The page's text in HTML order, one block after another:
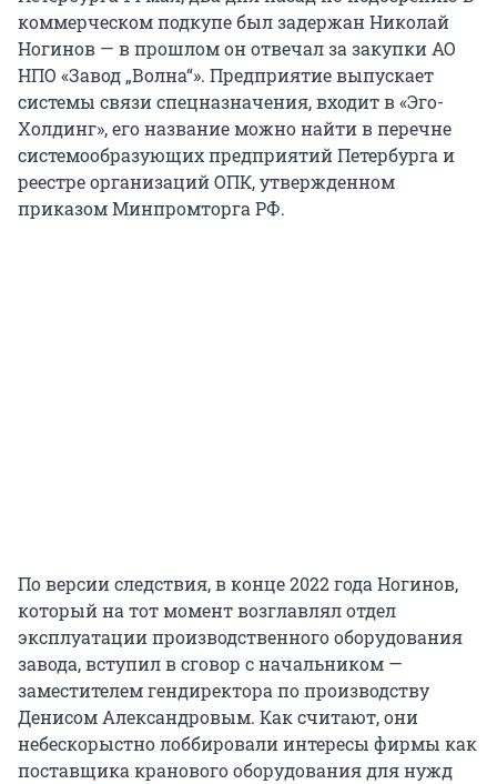
коммерческом подкупе был задержан Николай
Ногинов — в прошлом он отвечал за закупки АО
НПО «Завод „Волна“». Предприятие выпускает
системы связи спецназначения, входит в «Эго-
Холдинг», его название можно найти в перечне
системообразующих предприятий Петербурга и
реестре организаций ОПК, утвержденном
приказом Минпромторга РФ.
По версии следствия, в конце 2022 года Ногинов,
который на тот момент возглавлял отдел
эксплуатации производственного оборудования
завода, вступил в сговор с начальником —
заместителем гендиректора по производству
Денисом Александровым. Как считают, они
небескорыстно лоббировали интересы фирмы как
поставщика кранового оборудования для нужд